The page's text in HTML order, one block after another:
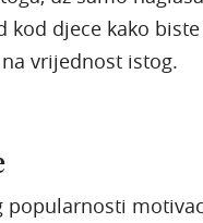
kod djece kako
vrijednost istog.
popularnosti